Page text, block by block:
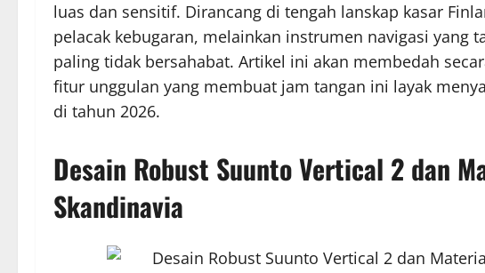
luas dan sensitif. Dirancang di tengah lanskap kasar
pelacak kebugaran, melainkan instrumen navigasi yang
paling tidak bersahabat. Artikel ini akan membedah
fitur unggulan yang membuat jam tangan ini layak
di tahun 2026.
Desain Robust Suunto Vertical 2 dan
Skandinavia